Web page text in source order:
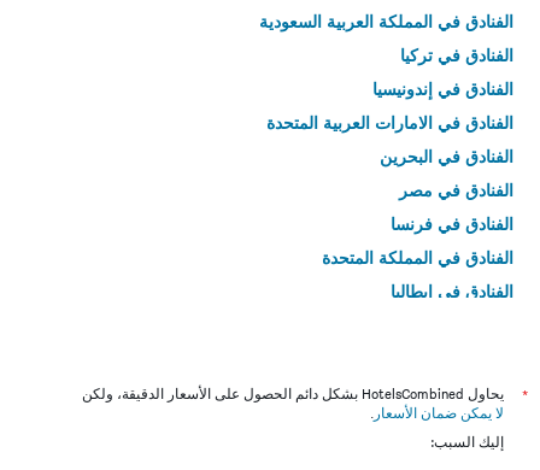
الفنادق في المملكة العربية السعودية
الفنادق في تركيا
الفنادق في إندونيسيا
الفنادق في الامارات العربية المتحدة
الفنادق في البحرين
الفنادق في مصر
الفنادق في فرنسا
الفنادق في المملكة المتحدة
الفنادق في إيطاليا
*
يحاول HotelsCombined بشكل دائم الحصول على الأسعار الدقيقة، ولكن
لا يمكن ضمان الأسعار .
إليك السبب: